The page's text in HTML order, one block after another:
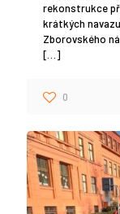
rekonstrukce
krátkých
Zborovského
[…]
0